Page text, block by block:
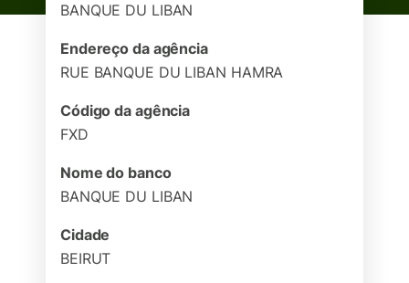
BANQUE DU LIBAN
Endereço da agência
RUE BANQUE DU LIBAN HAMRA
Código da agência
FXD
Nome do banco
BANQUE DU LIBAN
Cidade
BEIRUT